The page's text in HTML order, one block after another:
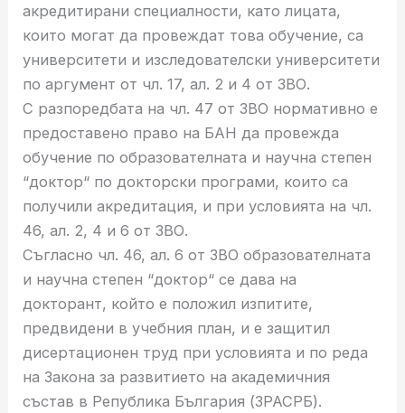
акредитирани специалности, като лицата,
които могат да провеждат това обучение, са
университети и изследователски университети
по аргумент от чл. 17, ал. 2 и 4 от ЗВО.
С разпоредбата на чл. 47 от ЗВО нормативно е
предоставено право на БАН да провежда
обучение по образователната и научна степен
“доктор“ по докторски програми, които са
получили акредитация, и при условията на чл.
46, ал. 2, 4 и 6 от ЗВО.
Съгласно чл. 46, ал. 6 от ЗВО образователната
и научна степен “доктор“ се дава на
докторант, който е положил изпитите,
предвидени в учебния план, и е защитил
дисертационен труд при условията и по реда
на Закона за развитието на академичния
състав в Република България (ЗРАСРБ).